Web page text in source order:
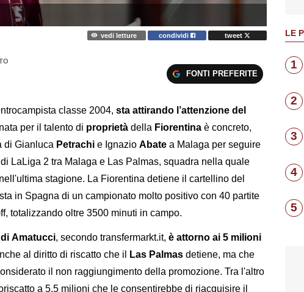
vedi letture condividi tweet
FONTI PREFERITE
classe 2004, sta attirando l’attenzione del
per il talento di proprietà della Fiorentina è concreto,
di Gianluca Petrachi e Ignazio Abate a Malaga per seguire
LaLiga 2 tra Malaga e Las Palmas, squadra nella quale
stagione. La Fiorentina detiene il cartellino del
in Spagna di un campionato molto positivo con 40 partite
totalizzando oltre 3500 minuti in campo.
di Amatucci, secondo transfermarkt.it, è attorno ai 5 milioni
al diritto di riscatto che il Las Palmas detiene, ma che
il non raggiungimento della promozione. Tra l'altro
a 5,5 milioni che le consentirebbe di riacquisire il
LE
1
2
3
4
5